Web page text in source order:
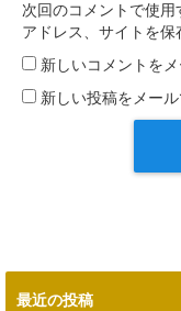
次回のコメントで使
アドレス、サイトを保
新しいコメントを
新しい投稿をメー
最近の投稿